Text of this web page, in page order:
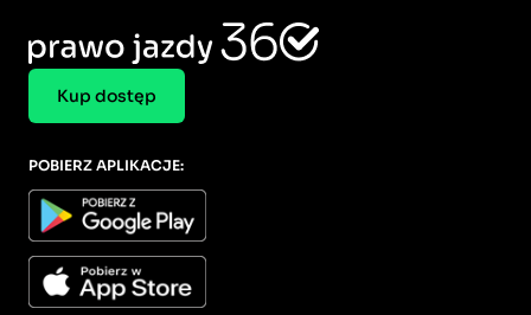
Kup dostęp
POBIERZ APLIKACJE: